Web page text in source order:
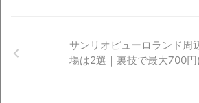
サンリオピューロランド周
場は2選｜裏技で最大700円